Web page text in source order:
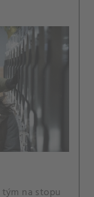
na stopu